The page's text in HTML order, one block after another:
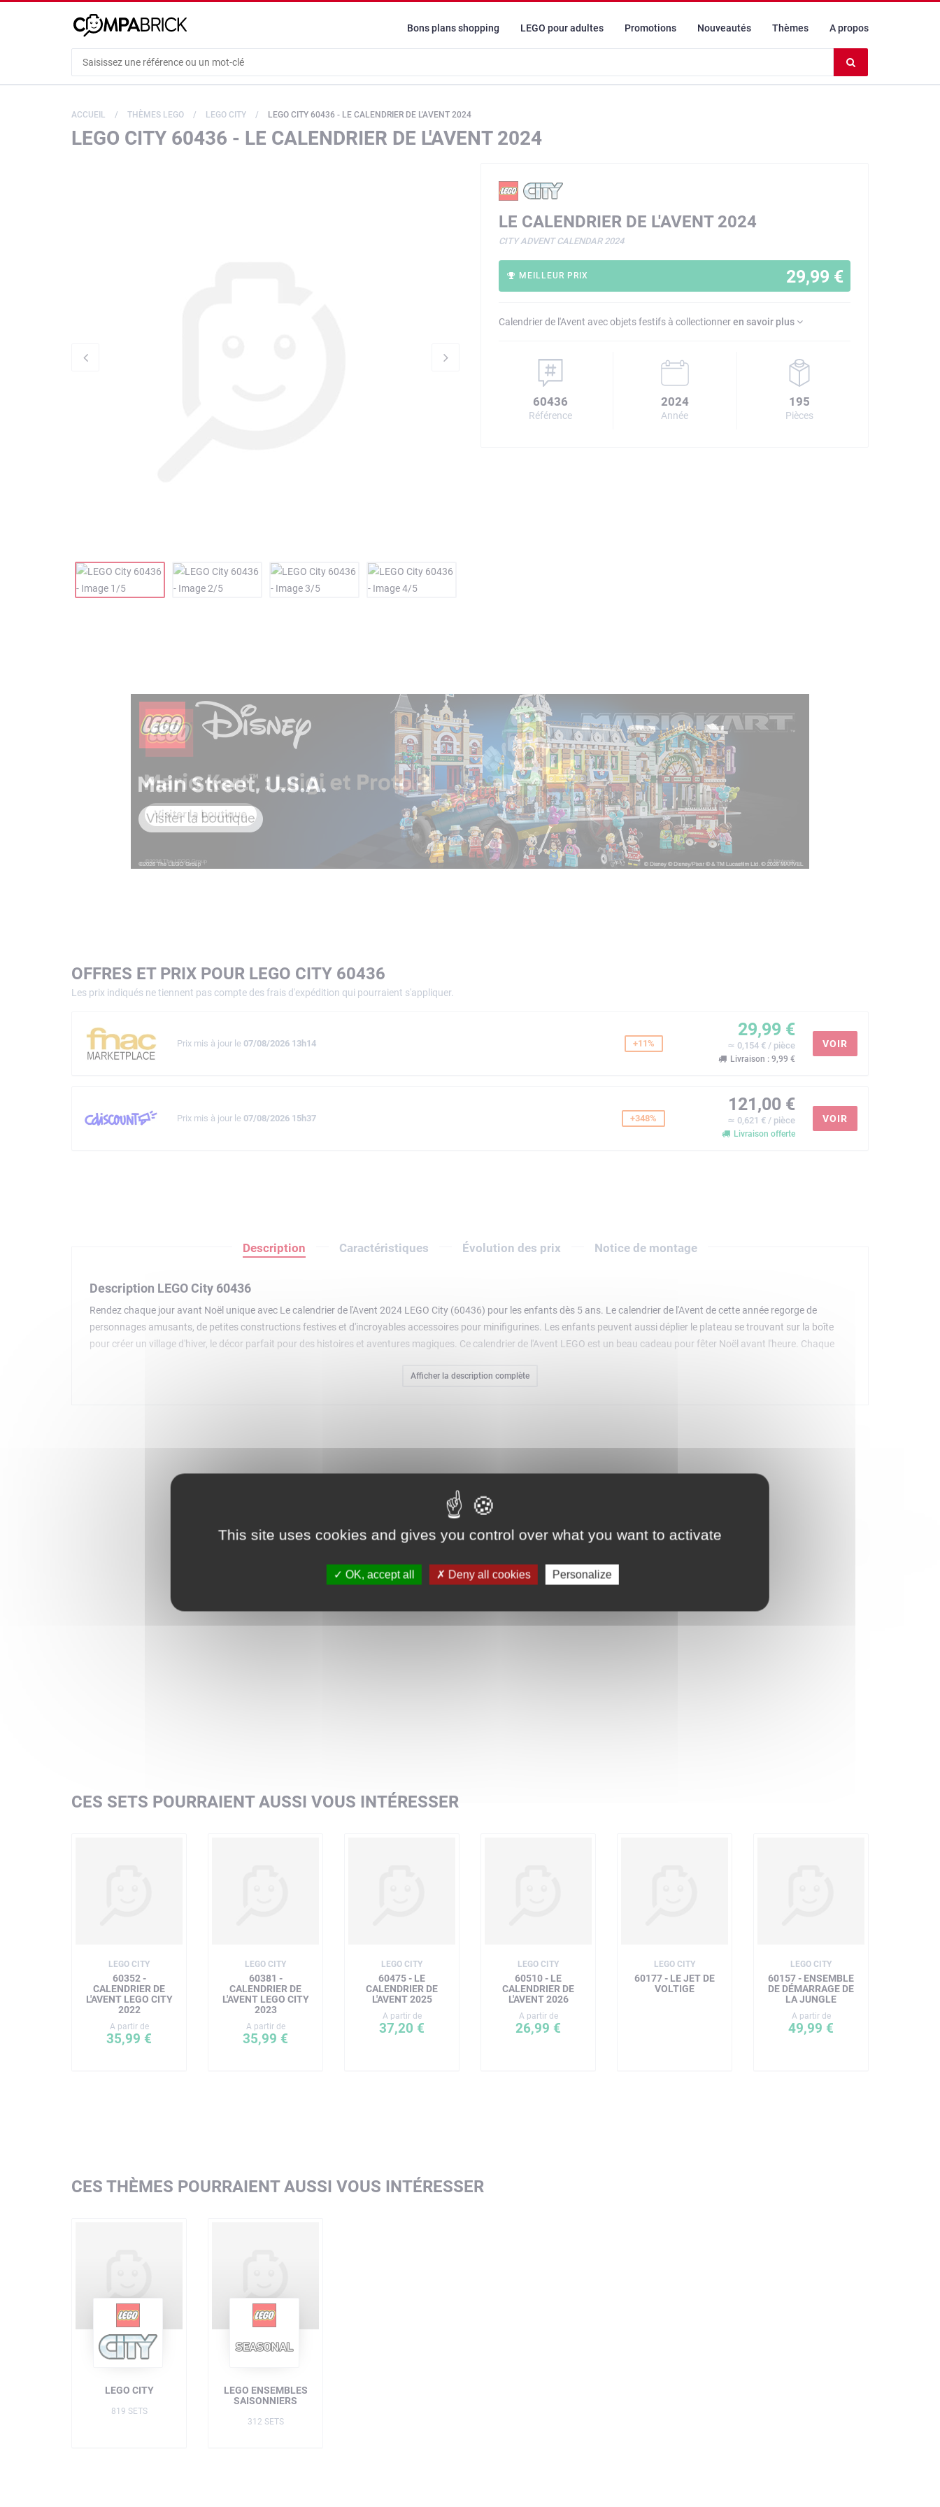
Bons plans shopping LEGO pour adultes Promotions Nouveautés Thèmes A propos
le
ACCUEIL THÈMES LEGO LEGO CITY LEGO CITY 60436 - LE CALENDRIER DE L'AVENT 2024
LEGO CITY 60436 - LE CALENDRIER DE L'AVENT 2024
LE CALENDRIER DE L'AVENT 2024
CITY ADVENT CALENDAR 2024
29,99 €
MEILLEUR PRIX
Calendrier de l'Avent avec objets festifs à collectionneren savoir plus
60436
Référence
2024
Année
195
Pièces
OFFRES ET PRIX POUR LEGO CITY 60436
Les prix indiqués ne tiennent pas compte des frais d'expédition qui pourraient s'appliquer.
Prix mis à jour le 07/08/2026 13h14 +11%
29,99 €
≃ 0,154 € / pièce
Livraison : 9,99 €
VOIR
Prix mis à jour le 07/08/2026 15h37 +348%
121,00 €
≃ 0,621 € / pièce
Livraison offerte
VOIR
Description Caractéristiques Évolution des prix Notice de montage
Description LEGO City 60436
Rendez chaque jour avant Noël unique avec Le calendrier de l'Avent 2024 LEGO City (60436) pour les enfants dès 5 ans. Le calendrier de l'Avent de cette année regorge de
personnages amusants, de petites constructions festives et d'incroyables accessoires pour minifigurines. Les enfants peuvent aussi déplier le plateau se trouvant sur la boîte
pour créer un village d'hiver, le décor parfait pour des histoires et aventures magiques. Ce calendrier de l'Avent LEGO est un beau cadeau pour fêter Noël avant l'heure. Chaque
construction et de jeu. Le calendrier de l'Avent 2024 LEGO City est empli de surprises festives pour les enfants créatifs. Les jouets, accessoires et minifigurines à construire inclus
Afficher la description complète
CES SETS POURRAIENT AUSSI VOUS INTÉRESSER
LEGO CITY
60352 -
CALENDRIER DE
L'AVENT LEGO CITY
2022
A partir de
35,99 €
LEGO CITY
60381 -
CALENDRIER DE
L'AVENT LEGO CITY
2023
A partir de
35,99 €
LEGO CITY
60475 - LE
CALENDRIER DE
L'AVENT 2025
A partir de
37,20 €
LEGO CITY
60510 - LE
CALENDRIER DE
L'AVENT 2026
A partir de
26,99 €
LEGO CITY
60177 - LE JET DE
VOLTIGE
LEGO CITY
60157 - ENSEMBLE
DE DÉMARRAGE DE
LA JUNGLE
A partir de
49,99 €
CES THÈMES POURRAIENT AUSSI VOUS INTÉRESSER
LEGO CITY
819 SETS
LEGO ENSEMBLES
SAISONNIERS
312 SETS
This site uses cookies and gives you control over what you want to activate
OK, accept all Deny all cookies Personalize